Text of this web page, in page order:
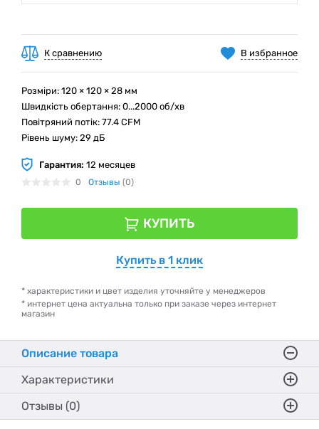
В избранное
К сравнению
Розміри: 120 × 120 × 28 мм
Швидкість обертання: 0...2000 об/хв
Повітряний потік: 77.4 CFM
Рівень шуму: 29 дБ
Гарантия: 12 месяцев
0 Отзывы (0)
КУПИТЬ
Купить в 1 клик
* характеристики и цвет изделия уточняйте у менеджеров
* интернет цена актуальна только при заказе через интернет
магазин
Описание товара
Характеристики
Отзывы (0)